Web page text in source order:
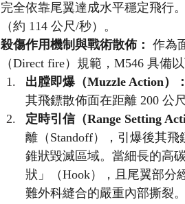
完全依靠尾翼達成水平穩定飛行
（約 114 公尺/秒）。
殺傷作用機制與戰術散佈： 作為
（Direct fire）規範，M546 具備
出膛即爆（Muzzle Action）：
其飛鏢散佈面在距離 200 公
定時引信（Range Setting
離（Standoff），引爆後其
錐狀毀滅區域。當細長的高
狀」（Hook），且尾翼部分
難外科縫合的嚴重內部撕裂。